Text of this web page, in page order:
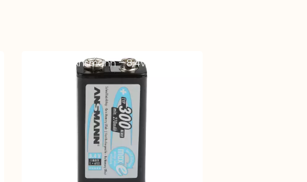
Accus 9V Ansmann – 8,4V 300mAh –